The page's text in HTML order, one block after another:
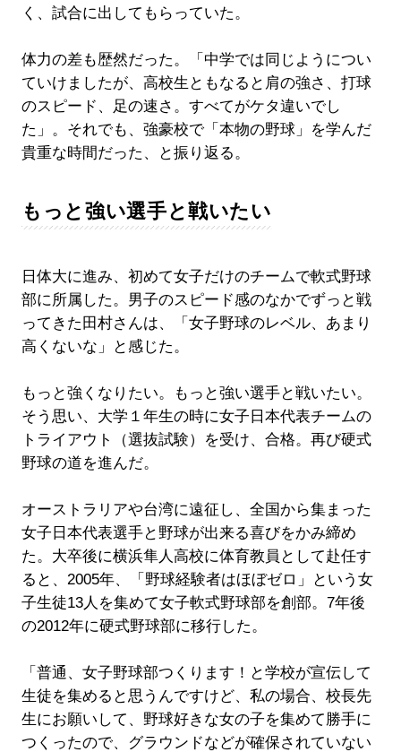
く、試合に出してもらっていた。
体力の差も歴然だった。「中学では同じようについ
ていけましたが、高校生ともなると肩の強さ、打球
のスピード、足の速さ。すべてがケタ違いでし
た」。それでも、強豪校で「本物の野球」を学んだ
貴重な時間だった、と振り返る。
もっと強い選手と戦いたい
日体大に進み、初めて女子だけのチームで軟式野球
部に所属した。男子のスピード感のなかでずっと戦
ってきた田村さんは、「女子野球のレベル、あまり
高くないな」と感じた。
もっと強くなりたい。もっと強い選手と戦いたい。
そう思い、大学１年生の時に女子日本代表チームの
トライアウト（選抜試験）を受け、合格。再び硬式
野球の道を進んだ。
オーストラリアや台湾に遠征し、全国から集まった
女子日本代表選手と野球が出来る喜びをかみ締め
た。大卒後に横浜隼人高校に体育教員として赴任す
ると、2005年、「野球経験者はほぼゼロ」という女
子生徒13人を集めて女子軟式野球部を創部。7年後
の2012年に硬式野球部に移行した。
「普通、女子野球部つくります！と学校が宣伝して
生徒を集めると思うんですけど、私の場合、校長先
生にお願いして、野球好きな女の子を集めて勝手に
つくったので、グラウンドなどが確保されていない